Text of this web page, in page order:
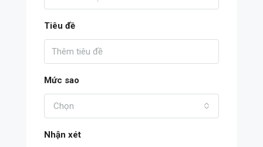
Tiêu đề
Mức sao
Chọn
Nhận xét